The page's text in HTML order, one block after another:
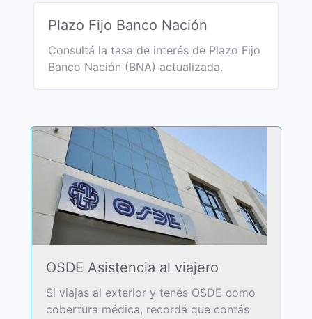
Plazo Fijo Banco Nación
Consultá la tasa de interés de Plazo Fijo
Banco Nación (BNA) actualizada.
OSDE Asistencia al viajero
Si viajas al exterior y tenés OSDE como
cobertura médica, recordá que contás